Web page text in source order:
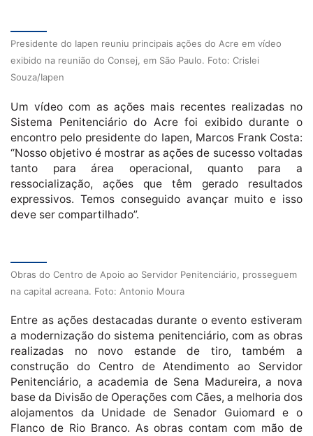
Presidente do Iapen reuniu principais ações do Acre em vídeo
exibido na reunião do Consej, em São Paulo. Foto: Crislei
Souza/Iapen
Um vídeo com as ações mais recentes realizadas no
Sistema Penitenciário do Acre foi exibido durante o
encontro pelo presidente do Iapen, Marcos Frank Costa:
“Nosso objetivo é mostrar as ações de sucesso voltadas
tanto para área operacional, quanto para a
ressocialização, ações que têm gerado resultados
expressivos. Temos conseguido avançar muito e isso
deve ser compartilhado”.
Obras do Centro de Apoio ao Servidor Penitenciário, prosseguem
na capital acreana. Foto: Antonio Moura
Entre as ações destacadas durante o evento estiveram
a modernização do sistema penitenciário, com as obras
realizadas no novo estande de tiro, também a
construção do Centro de Atendimento ao Servidor
Penitenciário, a academia de Sena Madureira, a nova
base da Divisão de Operações com Cães, a melhoria dos
alojamentos da Unidade de Senador Guiomard e o
Flanco de Rio Branco. As obras contam com mão de